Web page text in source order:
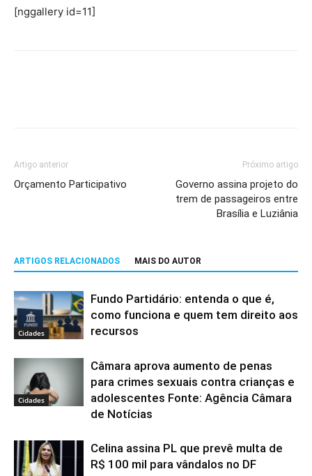
[nggallery id=11]
Artigo anterior
Orçamento Participativo
Próximo artigo
Governo assina projeto do
trem de passageiros entre
Brasília e Luziânia
ARTIGOS RELACIONADOS MAIS DO AUTOR
Cidades
Fundo Partidário: entenda o que é,
como funciona e quem tem direito aos
recursos
Cidades
Câmara aprova aumento de penas
para crimes sexuais contra crianças e
adolescentes Fonte: Agência Câmara
de Notícias
Celina assina PL que prevê multa de
R$ 100 mil para vândalos no DF